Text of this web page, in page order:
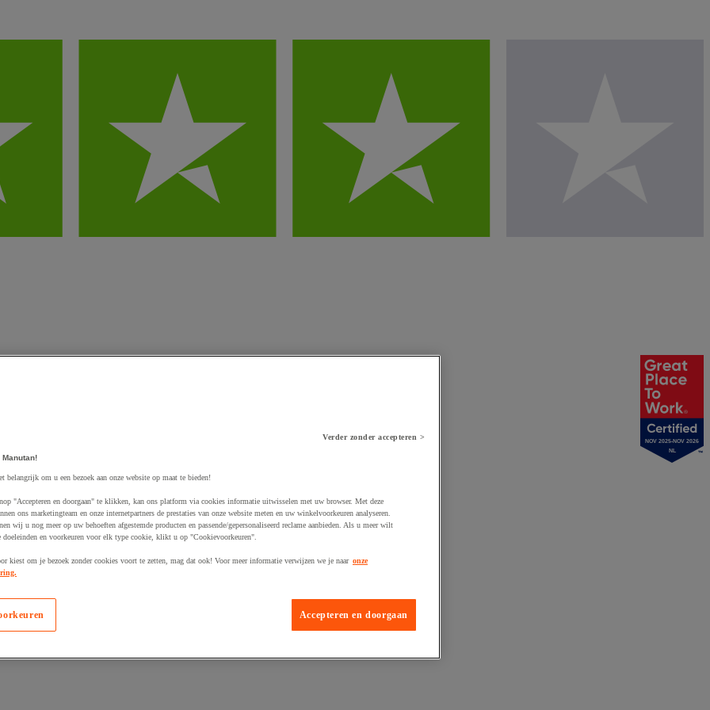
NOV 2025-NOV 2026
NL
Verder zonder accepteren >
belangrijk om u een bezoek aan onze website op maat te bieden!
"Accepteren en doorgaan" te klikken, kan ons platform via cookies informatie uitwisselen met uw browser. Met deze
ons marketingteam en onze internetpartners de prestaties van onze website meten en uw winkelvoorkeuren analyseren.
wij u nog meer op uw behoeften afgestemde producten en passende/gepersonaliseerd reclame aanbieden. Als u meer wilt
doeleinden en voorkeuren voor elk type cookie, klikt u op "Cookievoorkeuren".
kiest om je bezoek zonder cookies voort te zetten, mag dat ook! Voor meer informatie verwijzen we je naar onze
Accepteren en doorgaan